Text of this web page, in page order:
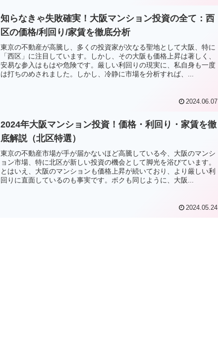
知らなきゃ失敗確実！大阪マンション投資の全て：西
区の価格/利回り/家賃を徹底分析
東京の不動産が高騰し、多くの投資家が次なる聖地として大阪、特に
「西区」に注目しています。しかし、その大阪も価格上昇は著しく、
安易な参入はもはや危険です。厳しい利回りの現実に、私自身も一度
は打ちのめされました。しかし、冷静に市場を分析すれば、...
2024.06.07
2024年大阪マンション投資！価格・利回り・家賃を徹
底解説（北区特選）
東京の不動産市場が手が届かないほど高騰している今、大阪のマンシ
ョン市場、特に北区が新しい投資の機会として脚光を浴びています。
とはいえ、大阪のマンションも価格上昇が続いており、より厳しい利
回りに直面しているのも事実です。ボクも同じように、大阪...
2024.05.24